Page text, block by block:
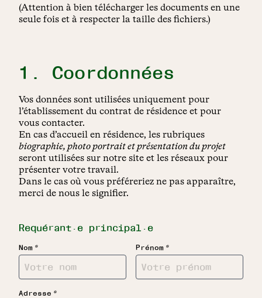
(Attention à bien télécharger les documents en une
seule fois et à respecter la taille des fichiers.)
1. Coordonnées
Vos données sont utilisées uniquement pour
l’établissement du contrat de résidence et pour
vous contacter.
En cas d’accueil en résidence, les rubriques
biographie, photo portrait et présentation du projet
seront utilisées sur notre site et les réseaux pour
présenter votre travail.
Dans le cas où vous préféreriez ne pas apparaître,
merci de nous le signifier.
Requérant·e principal·e
Nom * Prénom *
Adresse *